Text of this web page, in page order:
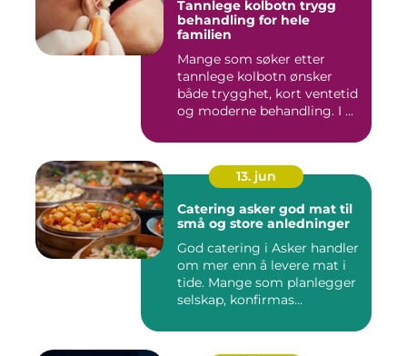
Tannlege kolbotn trygg
behandling for hele
familien
Mange som søker etter
tannlege kolbotn ønsker
både trygghet, kort ventetid
og moderne behandling. I ...
13. jun
Catering asker god mat til
små og store anledninger
God catering i Asker handler
om mer enn å levere mat i
tide. Mange som planlegger
selskap, konfirmas...